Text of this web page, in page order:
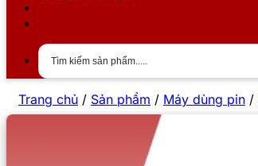
Trang chủ / Sản phẩm / Máy dùng pin /